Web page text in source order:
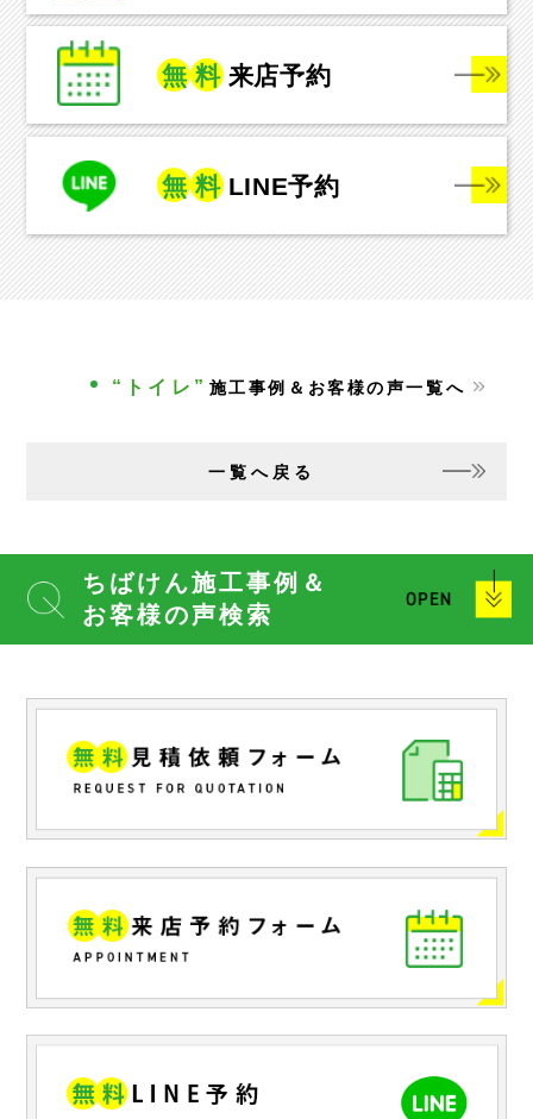
無 料 来店予約
無 料 LINE予約
“トイレ” 施工事例＆お客様の声一覧へ
一覧へ戻る
ちばけん施工事例＆
お客様の声検索